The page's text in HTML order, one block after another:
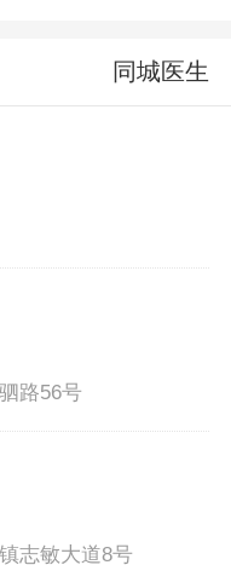
同城医生
路56号
志敏大道8号